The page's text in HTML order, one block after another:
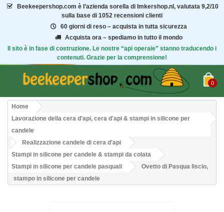
Beekeepershop.com è l’azienda sorella di Imkershop.nl, valutata 9,2/10
sulla base di 1052 recensioni clienti
60 giorni di reso – acquista in tutta sicurezza
Acquista ora – spediamo in tutto il mondo
Il sito è in fase di costruzione. Le nostre “api operaie” stanno traducendo i
contenuti. Grazie per la comprensione!
0
Home
Lavorazione della cera d'api, cera d'api & stampi in silicone per
candele
Realizzazione candele di cera d'api
Stampi in silicone per candele & stampi da colata
Stampi in silicone per candele pasquali
Ovetto di Pasqua liscio,
stampo in silicone per candele